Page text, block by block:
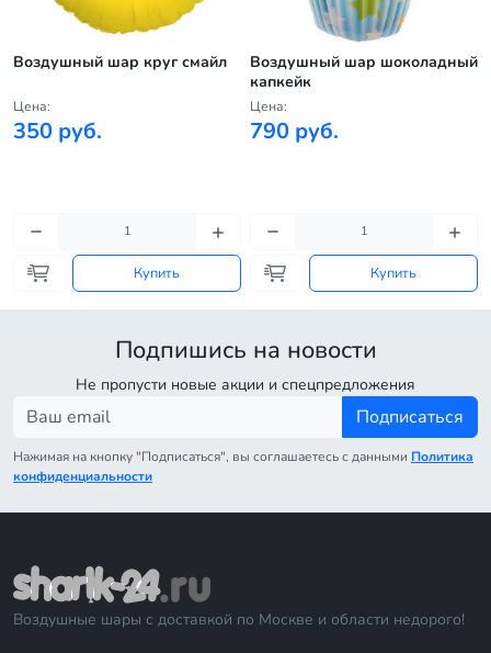
Воздушный шар круг смайл
Цена:
350 руб.
Купить
Воздушный шар шоколадный
капкейк
Цена:
790 руб.
Купить
Подпишись на новости
Не пропусти новые акции и спецпредложения
Подписаться
Нажимая на кнопку "Подписаться", вы соглашаетесь с данными Политика
конфиденциальности
Воздушные шары с доставкой по Москве и области недорого!